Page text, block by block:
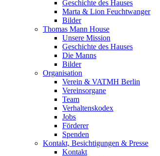
Geschichte des Hauses
Marta & Lion Feuchtwanger
Bilder
Thomas Mann House
Unsere Mission
Geschichte des Hauses
Die Manns
Bilder
Organisation
Verein & VATMH Berlin
Vereinsorgane
Team
Verhaltenskodex
Jobs
Förderer
Spenden
Kontakt, Besichtigungen & Presse
Kontakt